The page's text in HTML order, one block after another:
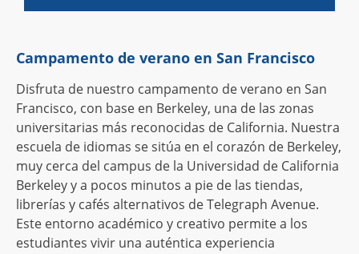
Campamento de verano en San Francisco
Disfruta de nuestro campamento de verano en San
Francisco, con base en Berkeley, una de las zonas
universitarias más reconocidas de California. Nuestra
escuela de idiomas se sitúa en el corazón de Berkeley,
muy cerca del campus de la Universidad de California
Berkeley y a pocos minutos a pie de las tiendas,
librerías y cafés alternativos de Telegraph Avenue.
Este entorno académico y creativo permite a los
estudiantes vivir una auténtica experiencia